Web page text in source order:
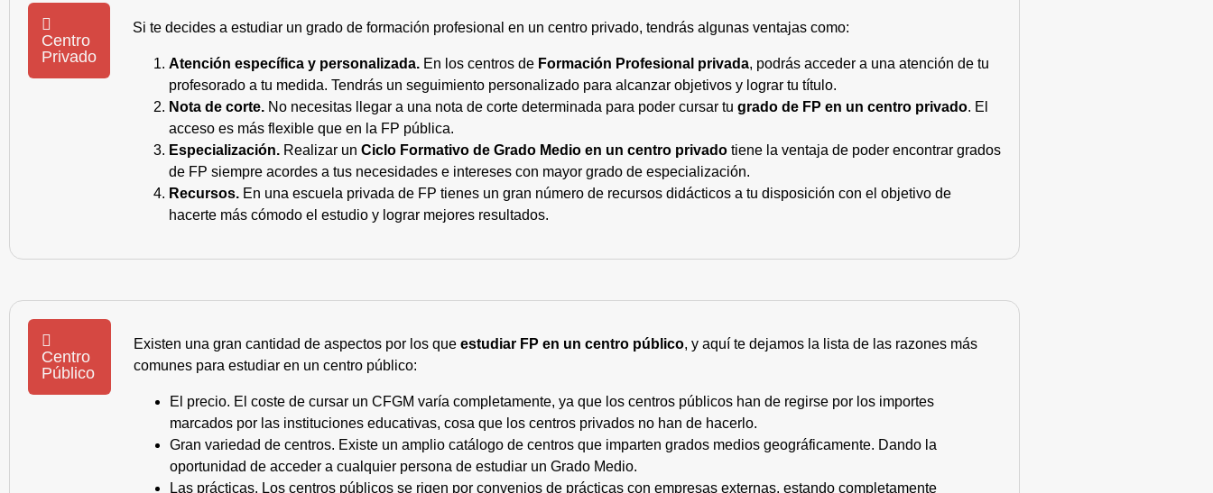
Centro
Privado
Si te decides a estudiar un grado de formación profesional en un centro privado, tendrás algunas ventajas como:
Atención específica y personalizada. En los centros de Formación Profesional privada, podrás acceder a una atención de tu
profesorado a tu medida. Tendrás un seguimiento personalizado para alcanzar objetivos y lograr tu título.
Nota de corte. No necesitas llegar a una nota de corte determinada para poder cursar tu grado de FP en un centro privado. El
acceso es más flexible que en la FP pública.
Especialización. Realizar un Ciclo Formativo de Grado Medio en un centro privado tiene la ventaja de poder encontrar grados
de FP siempre acordes a tus necesidades e intereses con mayor grado de especialización.
Recursos. En una escuela privada de FP tienes un gran número de recursos didácticos a tu disposición con el objetivo de
hacerte más cómodo el estudio y lograr mejores resultados.
Centro
Público
Existen una gran cantidad de aspectos por los queestudiar FP en un centro público, y aquí te dejamos la lista de las razones más
comunes para estudiar en un centro público:
El precio. El coste de cursar un CFGM varía completamente, ya que los centros públicos han de regirse por los importes
marcados por las instituciones educativas, cosa que los centros privados no han de hacerlo.
Gran variedad de centros. Existe un amplio catálogo de centros que imparten grados medios geográficamente. Dando la
oportunidad de acceder a cualquier persona de estudiar un Grado Medio.
Las prácticas. Los centros públicos se rigen por convenios de prácticas con empresas externas, estando completamente